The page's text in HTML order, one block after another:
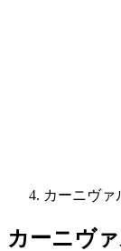
カーニヴァ
カーニヴ